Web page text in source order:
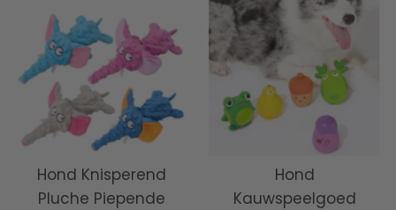
Hond Knisperend
Pluche Piepende
Hond
Kauwspeelgoed